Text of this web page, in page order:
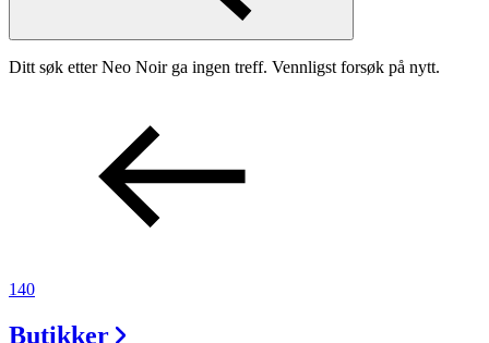
Inspirasjon
Praktisk informasjon
Ledige stillinger
Ditt søk etter Neo Noir ga ingen treff. Vennligst forsøk på nytt.
140
Butikker